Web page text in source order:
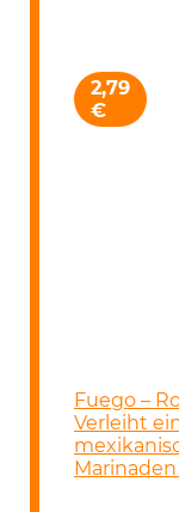
2,79
€
Fuego –
Verleiht
Marinaden